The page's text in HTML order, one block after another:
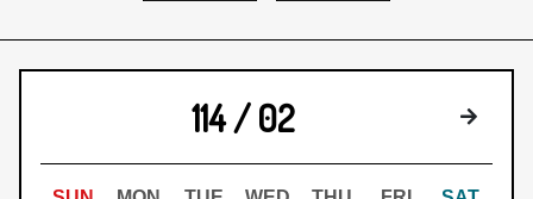
114 / 02 下個月